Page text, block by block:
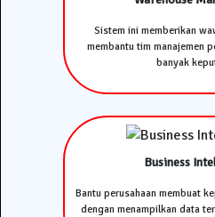
Sistem ini memberikan
membantu tim manajemen
banyak
Business
Bantu perusahaan membuat
dengan menampilkan data